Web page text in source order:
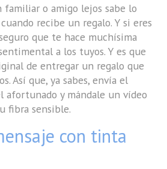
o amigo lejos sabe lo
recibe un regalo. Y si eres
que te hace muchísima
a los tuyos. Y es que
de entregar un regalo que
Así que, ya sabes, envía el
afortunado y mándale un vídeo
fibra sensible.
con tinta